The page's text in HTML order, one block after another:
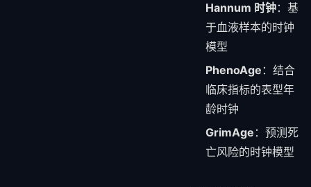
Hannum 时钟：基
于血液样本的时钟
模型
PhenoAge ：结合
临床指标的表型年
龄时钟
GrimAge ：预测死
亡风险的时钟模型